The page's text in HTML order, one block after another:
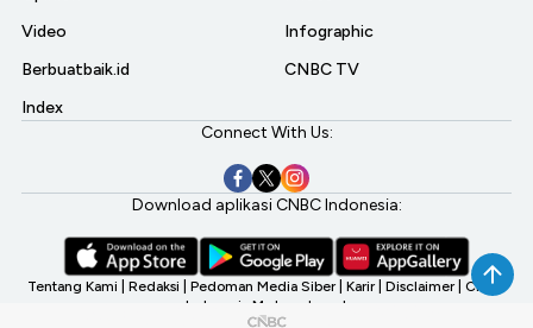
Video
Berbuatbaik.id
Index
Infographic
CNBC TV
Connect With Us:
Download aplikasi CNBC Indonesia:
Tentang Kami Redaksi Pedoman Media Siber Karir Disclaimer CNBC
Indonesia My Investment